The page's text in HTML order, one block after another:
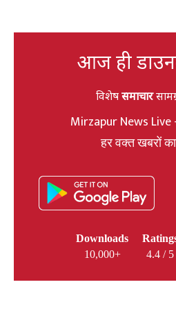
आज ही
विशेषसमाचार
Mirzapur News
हर वक्त खबरों
Downloads
10,000+
4.4 / 5